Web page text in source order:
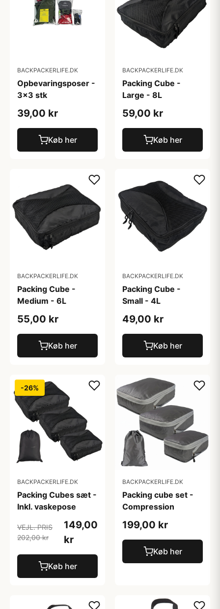
BACKPACKERLIFE.DK
Opbevaringsposer -
3x3 stk
39,00 kr
Køb her
BACKPACKERLIFE.DK
Packing Cube -
Large - 8L
59,00 kr
Køb her
BACKPACKERLIFE.DK
Packing Cube -
Medium - 6L
55,00 kr
Køb her
BACKPACKERLIFE.DK
Packing Cube -
Small - 4L
49,00 kr
Køb her
-26%
BACKPACKERLIFE.DK
Packing Cubes sæt -
Inkl. vaskepose
VEJL. PRIS
202,00 kr
149,00
kr
Køb her
BACKPACKERLIFE.DK
Packing cube set -
Compression
199,00 kr
Køb her